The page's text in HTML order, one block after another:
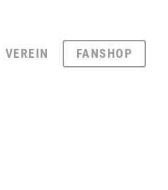
VEREIN FANSHOP